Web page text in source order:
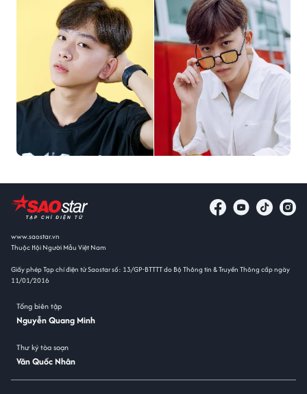
www.saostar.vn
Thuộc Hội Người Mẫu Việt Nam
Giấy phép Tạp chí điện tử Saostar số: 13/GP-BTTTT do Bộ Thông tin & Truyền Thông cấp ngày
11/01/2016
Tổng biên tập
Nguyễn Quang Minh
Thư ký tòa soạn
Văn Quốc Nhân